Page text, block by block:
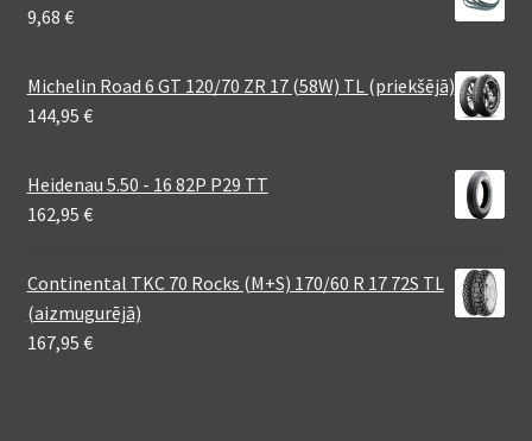
9,68 €
Michelin Road 6 GT 120/70 ZR 17 (58W) TL (priekšējā)
144,95 €
Heidenau 5.50 - 16 82P P29 TT
162,95 €
Continental TKC 70 Rocks (M+S) 170/60 R 17 72S TL
(aizmugurējā)
167,95 €